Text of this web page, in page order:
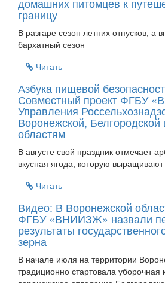
домашних питомцев к
границу
В разгаре сезон летних отпусков, а
бархатный сезон
Читать
Азбука пищевой
Совместный проект ФГБУ
Управления
Воронежской, Белгородской
областям
В августе свой праздник отмечает
вкусная ягода, которую
Читать
Видео: В Воронежской
ФГБУ «ВНИИЗЖ» назвали
результаты
зерна
В начале июля на территории
традиционно стартовала